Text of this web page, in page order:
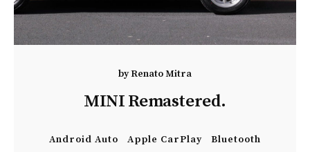
byRenato Mitra
MINI Remastered.
Android Auto Apple CarPlay
Bluetooth